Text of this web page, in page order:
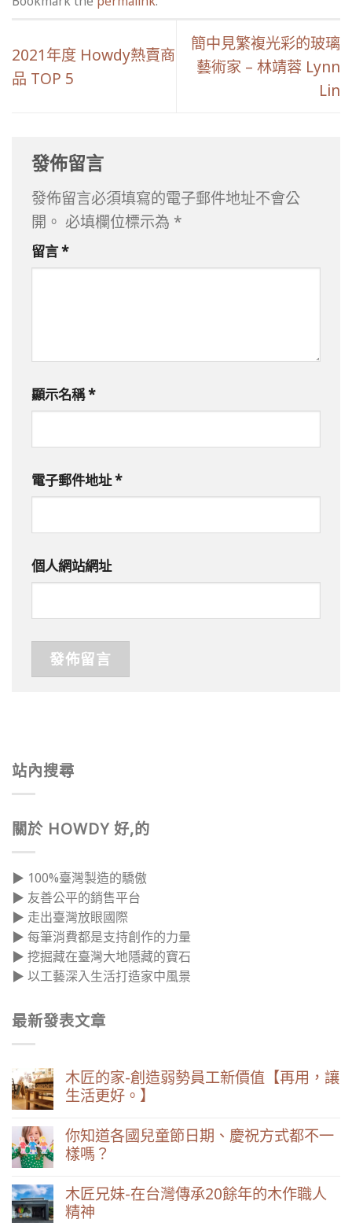
站內搜尋
關於 HOWDY 好,的
▶ 100%臺灣製造的驕傲
▶ 友善公平的銷售平台
▶ 走出臺灣放眼國際
▶ 每筆消費都是支持創作的力量
▶ 挖掘藏在臺灣大地隱藏的寶石
▶ 以工藝深入生活打造家中風景
最新發表文章
木匠的家-創造弱勢員工新價值【再用，讓
生活更好。】
你知道各國兒童節日期、慶祝方式都不一
樣嗎？
木匠兄妹-在台灣傳承20餘年的木作職人
精神
2021年度 Howdy熱賣商
品 TOP 5
簡中見繁複光彩的玻璃
藝術家 – 林靖蓉 Lynn
Lin
發佈留言
發佈留言必須填寫的電子郵件地址不會公
開。 必填欄位標示為 *
留言*
顯示名稱*
電子郵件地址*
個人網站網址